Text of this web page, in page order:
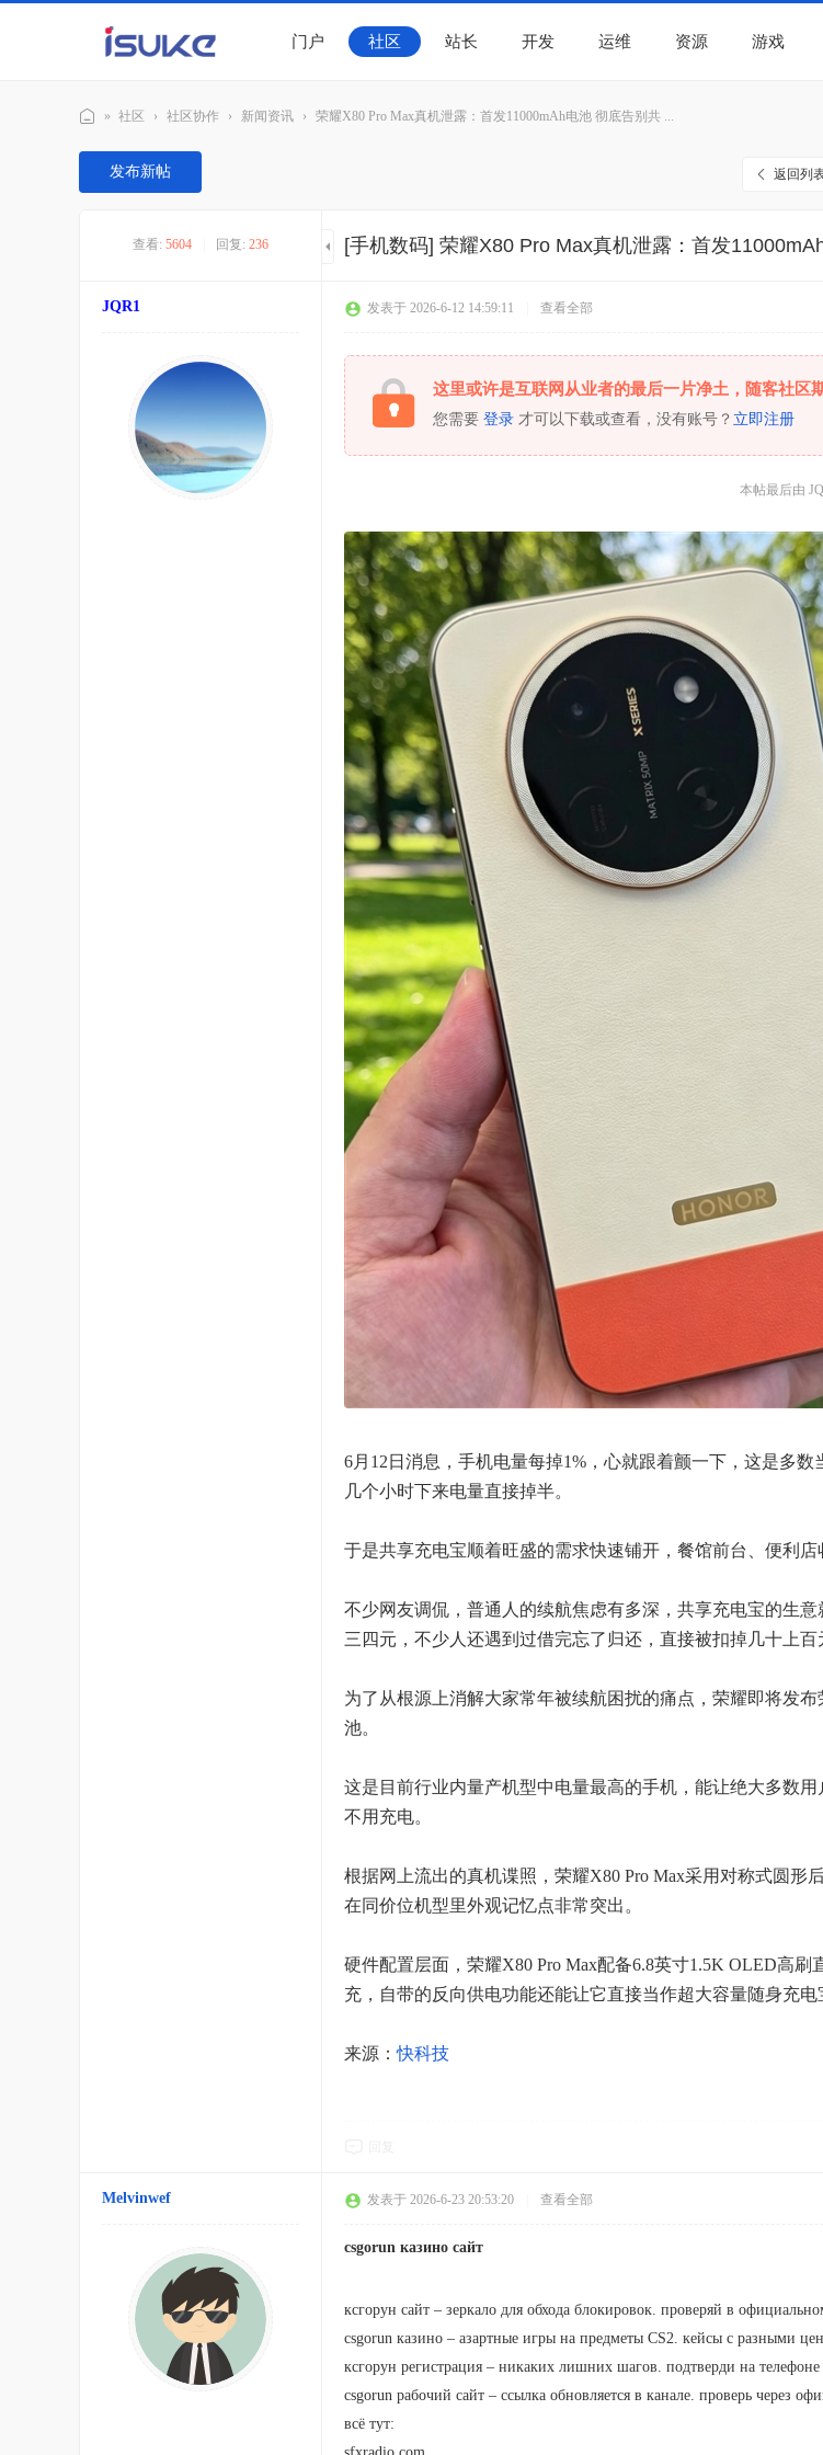
门户 社区 站长 开发 运维 资源 游戏
随
客
» 社区 › 社区协作 › 新闻资讯 › 荣耀X80 Pro Max真机泄露：首发11000mAh电池 彻底告别共 ...
返回列
发布新帖
查看: 5604 回复: 236 [手机数码] 荣耀X80 Pro Max真机泄露：首发
JQR1 发表于 2026-6-12 14:59:11 查看全部
这里或许是互联网从业者的最后一片净土，随客社区
您需要 登录 才可以下载或查看，没有账号？ 立即注册
本帖最后由
6月12日消息，手机电量每掉1%，心就跟着颤一下，这是多
几个小时下来电量直接掉半。
于是共享充电宝顺着旺盛的需求快速铺开，餐馆前台、便利
不少网友调侃，普通人的续航焦虑有多深，共享充电宝的生
三四元，不少人还遇到过借完忘了归还，直接被扣掉几十上百
为了从根源上消解大家常年被续航困扰的痛点，荣耀即将发
池。
这是目前行业内量产机型中电量最高的手机，能让绝大多数
不用充电。
根据网上流出的真机谍照，荣耀X80 Pro Max采用对称式圆形
在同价位机型里外观记忆点非常突出。
硬件配置层面，荣耀X80 Pro Max配备6.8英寸1.5K OLED高
充，自带的反向供电功能还能让它直接当作超大容量随身充
来源：快科技
Melvinwef 发表于 2026-6-23 20:53:20 查看全部
csgorun казино сайт
ксгорун сайт – зеркало для обхода блокировок. проверяй в
csgorun казино – азартные игры на предметы CS2. кейсы с разными
ксгорун регистрация – никаких лишних шагов. подтверди на
csgorun рабочий сайт – ссылка обновляется в канале. проверь через
всё тут: